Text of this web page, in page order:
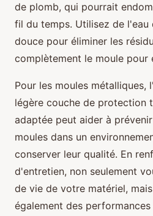
de plomb, qui pourrait
fil du temps. Utilisez de l'eau
douce pour éliminer les
complètement le moule pour
Pour les moules métalliques,
légère couche de protection
adaptée peut aider à
moules dans un
conserver leur qualité. En
d'entretien, non seulement
de vie de votre matériel,
également des